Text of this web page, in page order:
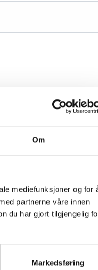
Om
mediefunksjoner og for
partnerne våre innen
du har gjort tilgjengelig
Markedsføring